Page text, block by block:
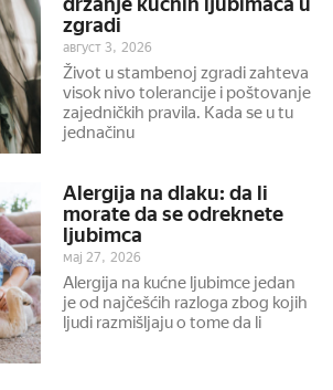
zgradi
август 3, 2026
Život u stambenoj zgradi zahteva
visok nivo tolerancije i poštovanje
zajedničkih pravila. Kada se u tu
jednačinu
Alergija na dlaku: da li
morate da se odreknete
ljubimca
мај 27, 2026
Alergija na kućne ljubimce jedan
je od najčešćih razloga zbog kojih
ljudi razmišljaju o tome da li